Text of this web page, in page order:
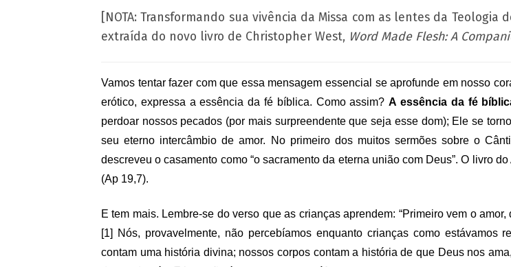
[NOTA: Transformando sua vivência da Missa com as lentes da
extraída do novo livro de Christopher West, Word Made Flesh: A
Vamos tentar fazer com que essa mensagem essencial se aprofunde em nosso
erótico, expressa a essência da fé bíblica. Como assim?A essência da fé
perdoar nossos pecados (por mais surpreendente que seja esse dom); Ele se
seu eterno intercâmbio de amor. No primeiro dos muitos sermões sobre o
descreveu o casamento como “o sacramento da eterna união com Deus”. O livro
(Ap 19,7).
E tem mais. Lembre-se do verso que as crianças aprendem: “Primeiro vem o
[1]
Nós, provavelmente, não percebíamos enquanto crianças como estávamos
contam uma história divina; nossos corpos contam a história de que Deus nos